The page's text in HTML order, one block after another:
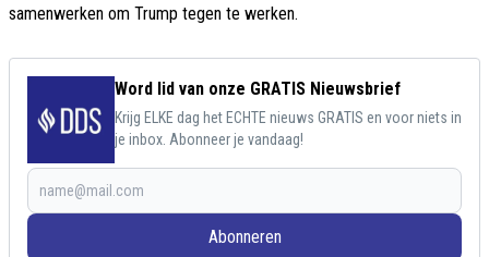
samenwerken om Trump tegen te werken.
Word lid van onze GRATIS Nieuwsbrief
Krijg ELKE dag het ECHTE nieuws GRATIS en voor niets in
je inbox. Abonneer je vandaag!
Abonneren